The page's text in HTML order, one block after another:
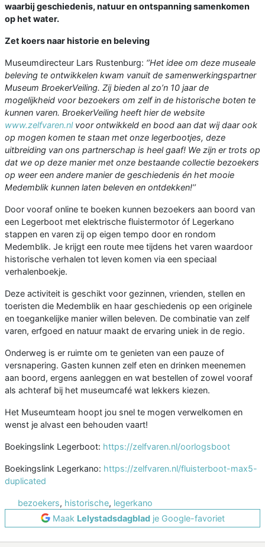
waarbij geschiedenis, natuur en ontspanning samenkomen
op het water.
Zet koers naar historie en beleving
Museumdirecteur Lars Rustenburg: ‘’Het idee om deze museale
beleving te ontwikkelen kwam vanuit de samenwerkingspartner
Museum BroekerVeiling. Zij bieden al zo’n 10 jaar de
mogelijkheid voor bezoekers om zelf in de historische boten te
kunnen varen. BroekerVeiling heeft hier de website
www.zelfvaren.nlvoor ontwikkeld en bood aan dat wij daar ook
op mogen komen te staan met onze legerbootjes, deze
uitbreiding van ons partnerschap is heel gaaf! We zijn er trots op
dat we op deze manier met onze bestaande collectie bezoekers
op weer een andere manier de geschiedenis én het mooie
Medemblik kunnen laten beleven en ontdekken!’’
Door vooraf online te boeken kunnen bezoekers aan boord van
een Legerboot met elektrische fluistermotor óf Legerkano
stappen en varen zij op eigen tempo door en rondom
Medemblik. Je krijgt een route mee tijdens het varen waardoor
historische verhalen tot leven komen via een speciaal
verhalenboekje.
Deze activiteit is geschikt voor gezinnen, vrienden, stellen en
toeristen die Medemblik en haar geschiedenis op een originele
en toegankelijke manier willen beleven. De combinatie van zelf
varen, erfgoed en natuur maakt de ervaring uniek in de regio.
Onderweg is er ruimte om te genieten van een pauze of
versnapering. Gasten kunnen zelf eten en drinken meenemen
aan boord, ergens aanleggen en wat bestellen of zowel vooraf
als achteraf bij het museumcafé wat lekkers kiezen.
Het Museumteam hoopt jou snel te mogen verwelkomen en
wenst je alvast een behouden vaart!
Boekingslink Legerboot: https://zelfvaren.nl/oorlogsboot
Boekingslink Legerkano: https://zelfvaren.nl/fluisterboot-max5-
duplicated
bezoekers, historische, legerkano
Maak Lelystadsdagbladje Google-favoriet